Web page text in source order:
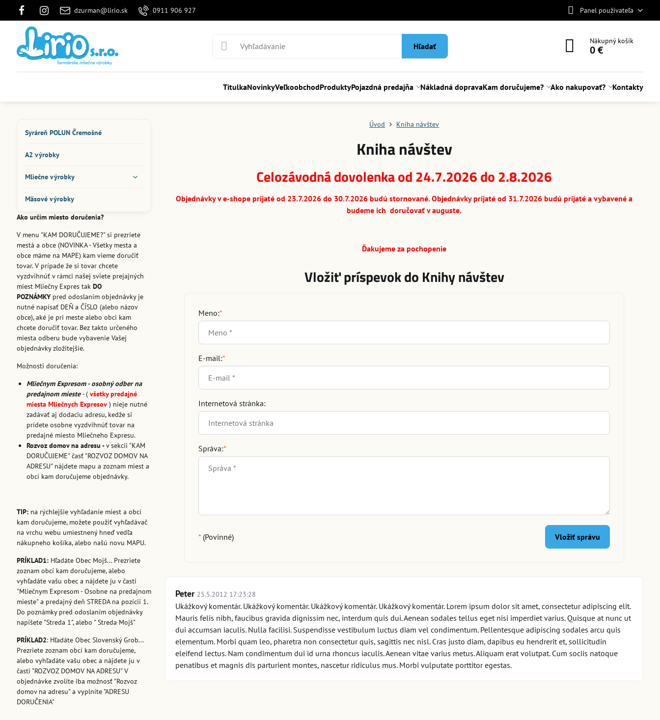
dzurman@lirio.sk 0911 906 927 Panel používateľa
Hľadať
Nákupný košík
0 €
TitulkaNovinkyVeľkoobchodProduktyPojazdná predajňa Nákladná dopravaKam doručujeme? Ako nakupovať? Kontakty
Úvod Kniha návštev
Kniha návštev
Celozávodná dovolenka od 24.7.2026 do 2.8.2026
Objednávky v e-shope prijaté od 23.7.2026 do 30.7.2026 budú stornované. Objednávky prijaté od 31.7.2026 budú prijaté a vybavené a
budeme ich doručovať v auguste.
Ďakujeme za pochopenie
Vložiť príspevok do Knihy návštev
Meno:*
E-mail:*
Internetová stránka:
Správa:*
* (Povinné) Vložiť správu
Peter 25.5.2012 17:23:28
Ukážkový komentár. Ukážkový komentár. Ukážkový komentár. Ukážkový komentár. Lorem ipsum dolor sit amet, consectetur adipiscing elit.
Mauris felis nibh, faucibus gravida dignissim nec, interdum quis dui. Aenean sodales tellus eget nisi imperdiet varius. Quisque at nunc ut
dui accumsan iaculis. Nulla facilisi. Suspendisse vestibulum luctus diam vel condimentum. Pellentesque adipiscing sodales arcu quis
elementum. Morbi quam leo, pharetra non consectetur quis, sagittis nec nisl. Cras justo diam, dapibus eu hendrerit et, sollicitudin
eleifend lectus. Nam condimentum dui id urna rhoncus iaculis. Aenean vitae varius metus. Aliquam erat volutpat. Cum sociis natoque
penatibus et magnis dis parturient montes, nascetur ridiculus mus. Morbi vulputate porttitor egestas.
Syráreň POLUN Čremošné
A2 výrobky
Mliečne výrobky
Mäsové výrobky
Ako určím miesto doručenia?
V menu "KAM DORUČUJEME?" si prezriete
mestá a obce (NOVINKA - Všetky mesta a
obce máme na MAPE) kam vieme doručiť
tovar. V prípade že si tovar chcete
vyzdvihnúť v rámci našej sviete prejajných
miest Mliečny Expres tak DO
POZNÁMKYpred odoslaním objednávky je
nutné napísať DEŇ a ČÍSLO (alebo názov
obce), aké je pri meste alebo obci kam
chcete doručiť tovar. Bez takto určeného
miesta odberu bude vybavenie Vašej
objednávky zložitejšie.
Možnosti doručenia:
Mliečnym Expresom - osobný odber na
predajnom mieste-( všetky predajné
miesta Mliečnych Expresov ) nieje nutné
zadávať aj dodaciu adresu, kedže si
prídete osobne vyzdvihnúť tovar na
predajné miesto Mliečneho Expresu.
Rozvoz domov na adresu -v sekcii "KAM
DORUČUJEME" časť "ROZVOZ DOMOV NA
ADRESU" nájdete mapu a zoznam miest a
obcí kam doručujeme objednávky.
TIP:na rýchlejšie vyhľadanie miest a obcí
kam doručujeme, možete použiť vyhľadávač
na vrchu webu umiestnený hneď vedľa
nákupneho košíka, alebo našú novu MAPU.
PRÍKLAD1:Hľadáte Obec Mojš... Prezriete
zoznam obcí kam doručujeme, alebo
vyhľadáte vašu obec a nájdete ju v časti
"Mliečnym Expresom - Osobne na predajnom
mieste" a predajný deň STREDA na pozícii 1.
Do poznámky pred odoslaním objednávky
napíšete "Streda 1", alebo " Streda Mojš"
PRÍKLAD2: Hľadáte Obec Slovenský Grob...
Prezriete zoznam obcí kam doručujeme,
alebo vyhľadáte vašu obec a nájdete ju v
časti "ROZVOZ DOMOV NA ADRESU" V
objednávke zvolíte iba možnosť "Rozvoz
domov na adresu" a vyplníte "ADRESU
DORUČENIA"